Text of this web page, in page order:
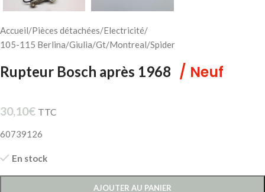
Accueil/Pièces détachées/Electricité/
105-115 Berlina/Giulia/Gt/Montreal/Spider
Rupteur Bosch après 1968 / Neuf
30,10€ TTC
60739126
En stock
AJOUTER AU PANIER